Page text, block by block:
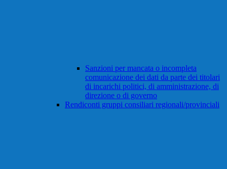
Sanzioni per mancata o incompleta
comunicazione dei dati da parte dei titolari
di incarichi politici, di amministrazione, di
direzione o di governo
Rendiconti gruppi consiliari regionali/provinciali